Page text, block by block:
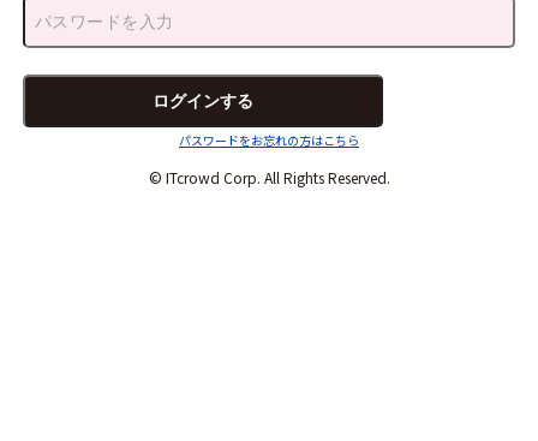
パスワードをお忘れの方はこちら
© ITcrowd Corp. All Rights Reserved.